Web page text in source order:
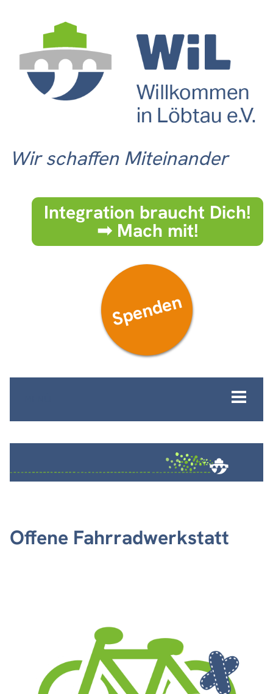
Wir schaffen Miteinander
Integration braucht Dich!
➟ Mach mit!
Spenden
Offene Fahrradwerkstatt